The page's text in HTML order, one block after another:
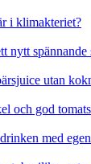
i klimakteriet?
nytt
utan
och god
med